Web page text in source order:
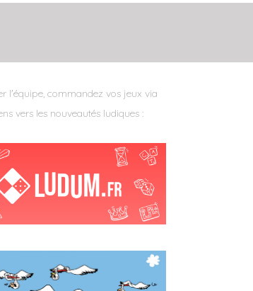
l'équipe, commandez vos jeux via
vers les nouveautés ludiques :